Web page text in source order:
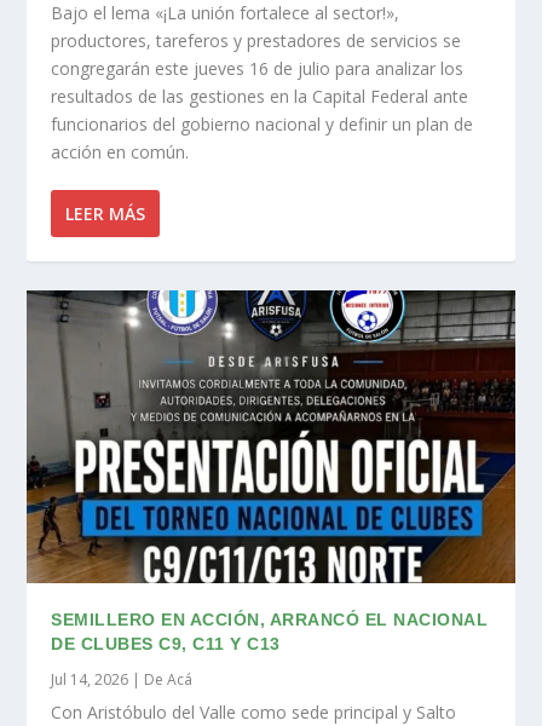
Bajo el lema «¡La unión fortalece al sector!»,
productores, tareferos y prestadores de servicios se
congregarán este jueves 16 de julio para analizar los
resultados de las gestiones en la Capital Federal ante
funcionarios del gobierno nacional y definir un plan de
acción en común.
LEER MÁS
SEMILLERO EN ACCIÓN, ARRANCÓ EL NACIONAL
DE CLUBES C9, C11 Y C13
Jul 14, 2026 | De Acá
Con Aristóbulo del Valle como sede principal y Salto